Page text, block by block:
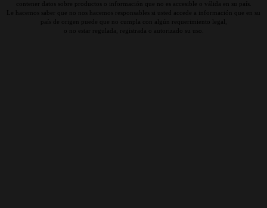
contener datos sobre productos o información que no es accesible o válida en su país.
Le hacemos saber que no nos hacemos responsables si usted accede a información que en su
país de origen puede que no cumpla con algún requerimiento legal,
o no estar regulada, registrada o autorizado su uso.